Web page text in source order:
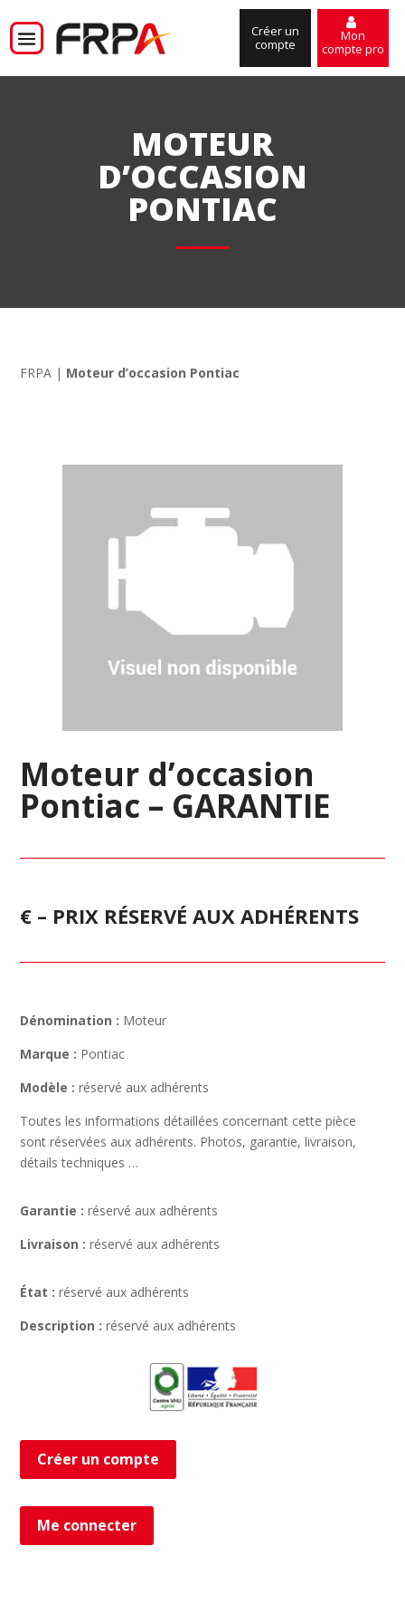
Créer un
compte
Mon
compte pro
MOTEUR
D’OCCASION
PONTIAC
FRPA | Moteur d’occasion Pontiac
Moteur d’occasion
Pontiac – GARANTIE
€ – PRIX RÉSERVÉ AUX ADHÉRENTS
Dénomination : Moteur
Marque : Pontiac
Modèle : réservé aux adhérents
Toutes les informations détaillées concernant cette pièce
sont réservées aux adhérents. Photos, garantie, livraison,
détails techniques …
Garantie : réservé aux adhérents
Livraison : réservé aux adhérents
État : réservé aux adhérents
Description : réservé aux adhérents
Créer un compte
Me connecter